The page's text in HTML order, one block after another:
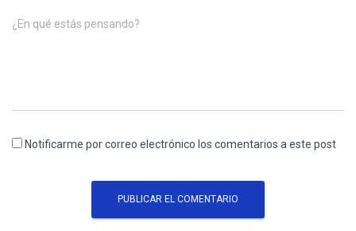
¿En qué estás pensando?
Notificarme por correo electrónico los comentarios a este post